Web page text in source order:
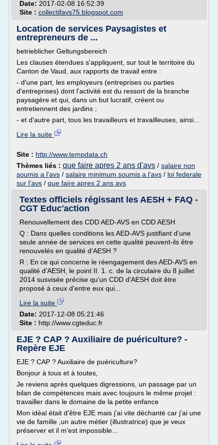
Date: 2017-02-08 16:52:39
Site : collectifavs75.blogspot.com
Location de services Paysagistes et
entrepreneurs de ...
betrieblicher Geltungsbereich
Les clauses étendues s'appliquent, sur tout le territoire du
Canton de Vaud, aux rapports de travail entre :
- d'une part, les employeurs (entreprises ou parties
d'entreprises) dont l'activité est du ressort de la branche
paysagère et qui, dans un but lucratif, créent ou
entretiennent des jardins ;
- et d'autre part, tous les travailleurs et travailleuses, ainsi...
Lire la suite
Site : http://www.tempdata.ch
Thèmes liés : que faire apres 2 ans d'avs / salaire non
soumis a l'avs / salaire minimum soumis a l'avs / loi federale
sur l'avs / que faire apres 2 ans avs
Textes officiels régissant les AESH + FAQ -
CGT Educ'action
Renouvellement des CDD AED-AVS en CDD AESH
Q : Dans quelles conditions les AED-AVS justifiant d'une
seule année de services en cette qualité peuvent-ils être
renouvelés en qualité d'AESH ?
R : En ce qui concerne le réengagement des AED-AVS en
qualité d'AESH, le point II. 1. c. de la circulaire du 8 juillet
2014 susvisée précise qu'un CDD d'AESH doit être
proposé à ceux d'entre eux qui...
Lire la suite
Date: 2017-12-08 05:21:46
Site : http://www.cgteduc.fr
EJE ? CAP ? Auxiliaire de puériculture? -
Repère EJE
EJE ? CAP ? Auxiliaire de puériculture?
Bonjour à tous et à toutes,
Je reviens après quelques digressions, un passage par un
bilan de compétences mais avec toujours le même projet :
travailler dans le domaine de la petite enfance
Mon idéal était d'être EJE mais j'ai vite déchanté car j'ai une
vie de famille ,un autre métier (illustratrice) que je veux
préserver et il m'est impossible...